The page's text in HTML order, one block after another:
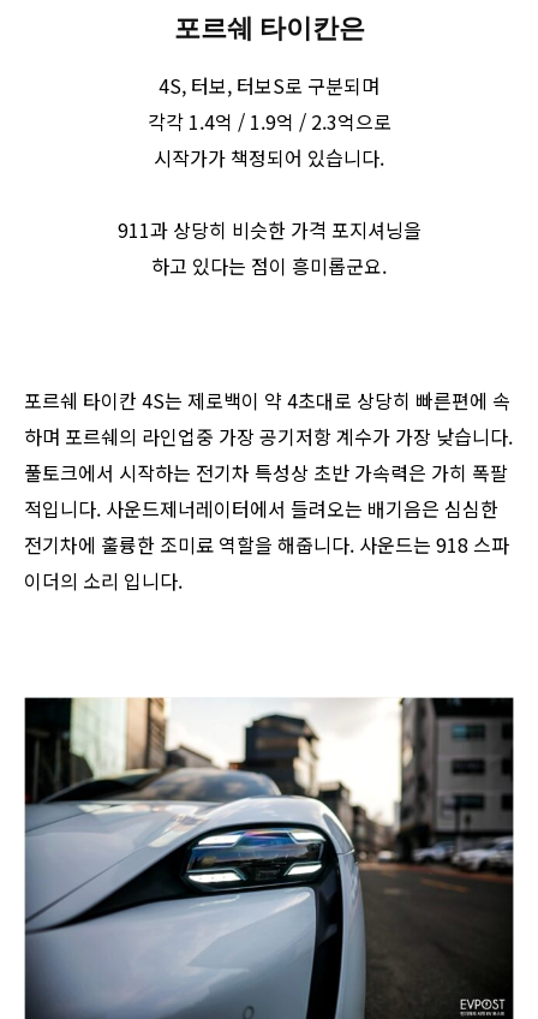
포르쉐 타이칸은
4S, 터보, 터보S로 구분되며
각각 1.4억 / 1.9억 / 2.3억으로
시작가가 책정되어 있습니다.
911과 상당히 비슷한 가격 포지셔닝을
하고 있다는 점이 흥미롭군요.
포르쉐 타이칸 4S는 제로백이 약 4초대로 상당히 빠른편에 속
하며 포르쉐의 라인업중 가장 공기저항 계수가 가장 낮습니다.
풀토크에서 시작하는 전기차 특성상 초반 가속력은 가히 폭팔
적입니다. 사운드제너레이터에서 들려오는 배기음은 심심한
전기차에 훌륭한 조미료 역할을 해줍니다. 사운드는 918 스파
이더의 소리 입니다.